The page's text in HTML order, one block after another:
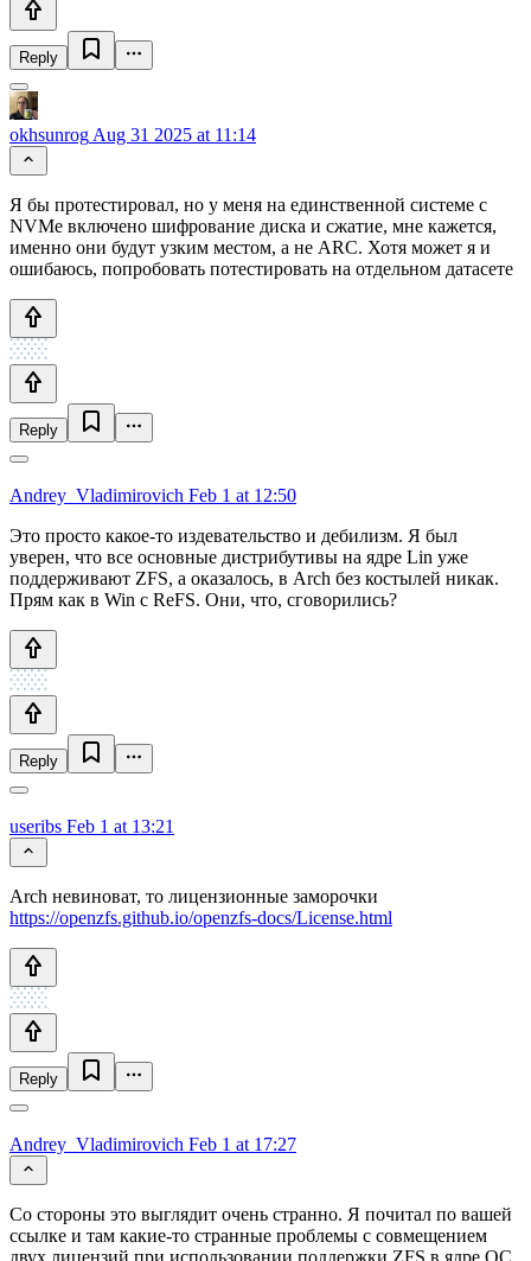
Reply
okhsunrog Aug 31 2025 at 11:14
Я бы протестировал, но у меня на единственной системе с
NVMe включено шифрование диска и сжатие, мне кажется,
именно они будут узким местом, а не ARC. Хотя может я и
ошибаюсь, попробовать потестировать на отдельном датасете
Reply
Andrey_Vladimirovich Feb 1 at 12:50
Это просто какое-то издевательство и дебилизм. Я был
уверен, что все основные дистрибутивы на ядре Lin уже
поддерживают ZFS, а оказалось, в Arch без костылей никак.
Прям как в Win c ReFS. Они, что, сговорились?
Reply
useribs Feb 1 at 13:21
Arch невиноват, то лицензионные заморочки
https://openzfs.github.io/openzfs-docs/License.html
Reply
Andrey_Vladimirovich Feb 1 at 17:27
Со стороны это выглядит очень странно. Я почитал по вашей
ссылке и там какие-то странные проблемы с совмещением
двух лицензий при использовании поддержки ZFS в ядре ОС.